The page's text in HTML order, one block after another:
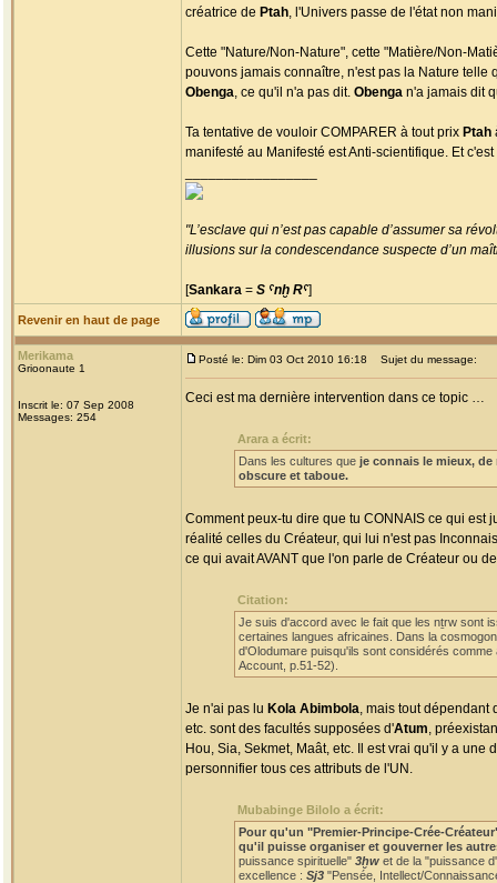
créatrice de Ptah, l'Univers passe de l'état non
Cette "Nature/Non-Nature", cette "Matière/Non-
pouvons jamais connaître, n'est pas la Nature
Obenga, ce qu'il n'a pas dit. Obenga n'a jamais dit
Ta tentative de vouloir COMPARER à tout prix Ptah
manifesté au Manifesté est Anti-scientifique. Et
"L’esclave qui n’est pas capable d’assumer sa
illusions sur la condescendance suspecte d’un
[Sankara = S ˁnḫ Rˁ]
Revenir en haut de page
Merikama
Grioonaute 1
Inscrit le: 07 Sep 2008
Messages: 254
Posté le: Dim 03 Oct 2010 16:18 Sujet du message:
Ceci est ma dernière intervention dans ce topic …
Arara a écrit:
Dans les cultures que je connais le mieux,
obscure et taboue.
Comment peux-tu dire que tu CONNAIS ce qui est
réalité celles du Créateur, qui lui n'est pas
ce qui avait AVANT que l'on parle de Créateur ou
Citation:
Je suis d'accord avec le fait que les nṯrw sont
certaines langues africaines. Dans la
d'Olodumare puisqu'ils sont considérés
Account, p.51-52).
Je n'ai pas lu Kola Abimbola, mais tout dépendant
etc. sont des facultés supposées d'Atum,
Hou, Sia, Sekmet, Maât, etc. Il est vrai qu'il y a
personnifier tous ces attributs de l'UN.
Mubabinge Bilolo a écrit:
Pour qu'un "Premier-Principe-Crée-
qu'il puisse organiser et gouverner les
puissance spirituelle" 3ḫw et de la "puissance
excellence : Sj3 "Pensée, Intellect/